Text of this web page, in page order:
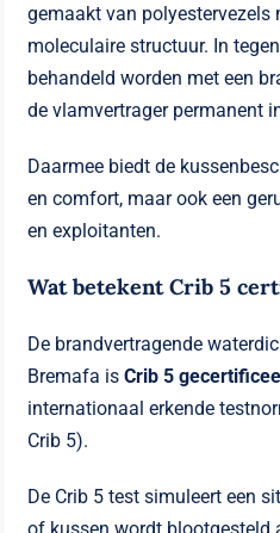
gemaakt van polyestervezels
moleculaire structuur. In
behandeld worden met een
de vlamvertrager permanent
Daarmee biedt de
en comfort, maar ook een
en exploitanten.
Wat betekent Crib 5
De brandvertragende
Bremafa isCrib 5
internationaal erkende
Crib 5).
De Crib 5 test simuleert een
of kussen wordt blootgesteld